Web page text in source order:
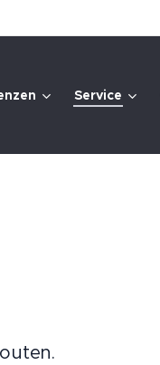
Service